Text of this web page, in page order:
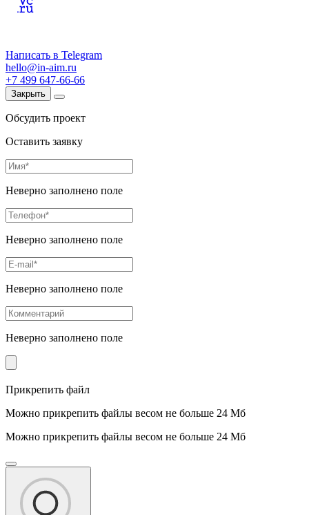
Написать в Telegram
hello@in-aim.ru
+7 499 647-66-66
Закрыть
Обсудить проект
Оставить заявку
Неверно заполнено поле
Неверно заполнено поле
Неверно заполнено поле
Неверно заполнено поле
Прикрепить файл
Можно прикрепить файлы весом не больше 24 Мб
Можно прикрепить файлы весом не больше 24 Мб